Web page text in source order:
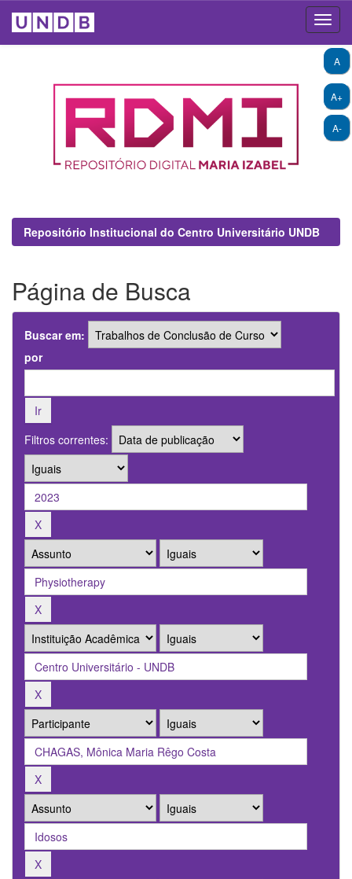
A+
A-
A
Repositório Institucional do Centro Universitário UNDB
Página de Busca
Buscar em:
por
Filtros correntes: